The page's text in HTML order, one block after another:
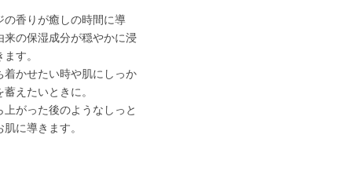
の香りが癒しの時間に導
来の保湿成分が穏やかに浸
す。
着かせたい時や肌にしっか
えたいときに。
上がった後のようなしっと
に導きます。